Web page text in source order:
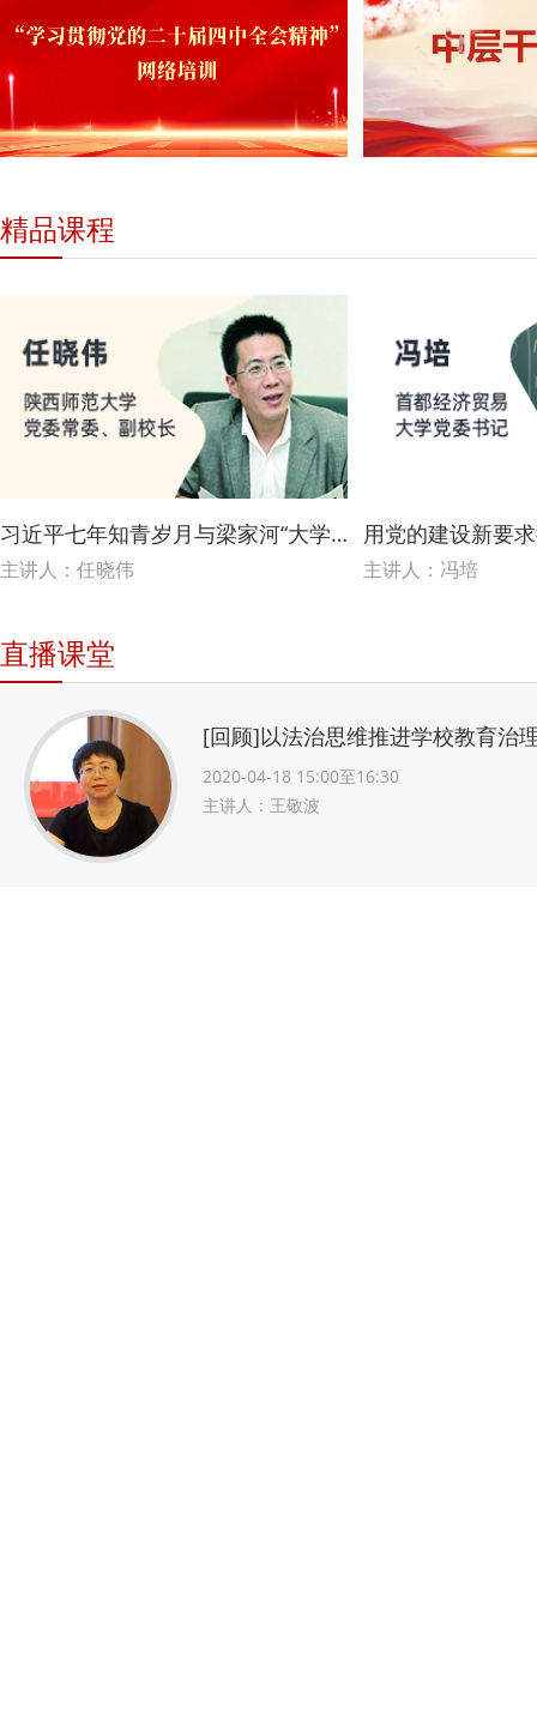
精品课程
习近平七年知青岁月与梁家河“大学问”——从《习近平的七年知青岁月》和《梁家河》看青年习近平人生磨练
主讲人：任晓伟
用党的建设新要
主讲人：冯培
直播课堂
[回顾]以法治思维推进学校教育治
2020-04-18 15:00至16:30
主讲人：王敬波